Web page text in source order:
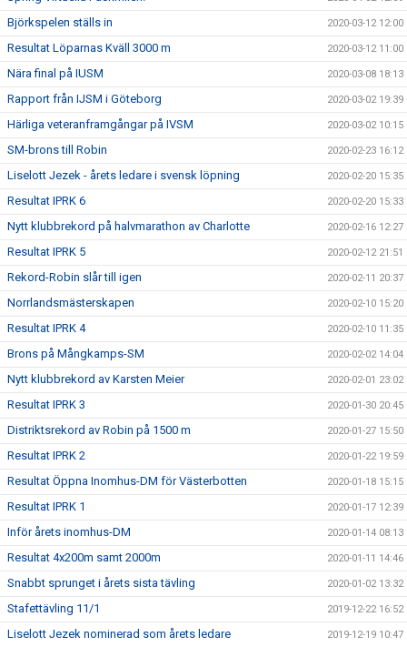
Björkspelen ställs in 2020-03-12 12:00
Resultat Löparnas Kväll 3000 m 2020-03-12 11:00
Nära final på IUSM 2020-03-08 18:13
Rapport från IJSM i Göteborg 2020-03-02 19:39
Härliga veteranframgångar på IVSM 2020-03-02 10:15
SM-brons till Robin 2020-02-23 16:12
Liselott Jezek - årets ledare i svensk löpning 2020-02-20 15:35
Resultat IPRK 6 2020-02-20 15:33
Nytt klubbrekord på halvmarathon av Charlotte 2020-02-16 12:27
Resultat IPRK 5 2020-02-12 21:51
Rekord-Robin slår till igen 2020-02-11 20:37
Norrlandsmästerskapen 2020-02-10 15:20
Resultat IPRK 4 2020-02-10 11:35
Brons på Mångkamps-SM 2020-02-02 14:04
Nytt klubbrekord av Karsten Meier 2020-02-01 23:02
Resultat IPRK 3 2020-01-30 20:45
Distriktsrekord av Robin på 1500 m 2020-01-27 15:50
Resultat IPRK 2 2020-01-22 19:59
Resultat Öppna Inomhus-DM för Västerbotten 2020-01-18 15:15
Resultat IPRK 1 2020-01-17 12:39
Inför årets inomhus-DM 2020-01-14 08:13
Resultat 4x200m samt 2000m 2020-01-11 14:46
Snabbt sprunget i årets sista tävling 2020-01-02 13:32
Stafettävling 11/1 2019-12-22 16:52
Liselott Jezek nominerad som årets ledare 2019-12-19 10:47